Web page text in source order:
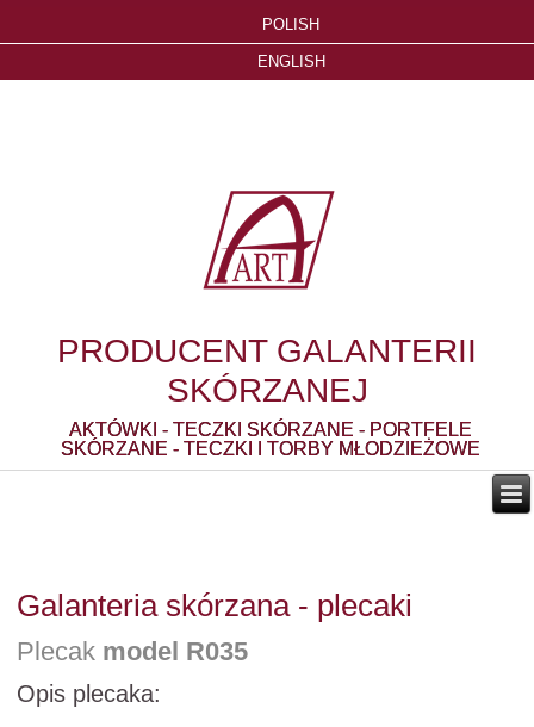
POLISH
ENGLISH
PRODUCENT GALANTERII
SKÓRZANEJ
AKTÓWKI - TECZKI SKÓRZANE - PORTFELE
SKÓRZANE - TECZKI I TORBY MŁODZIEŻOWE
Galanteria skórzana - plecaki
Plecak model R035
Opis plecaka: